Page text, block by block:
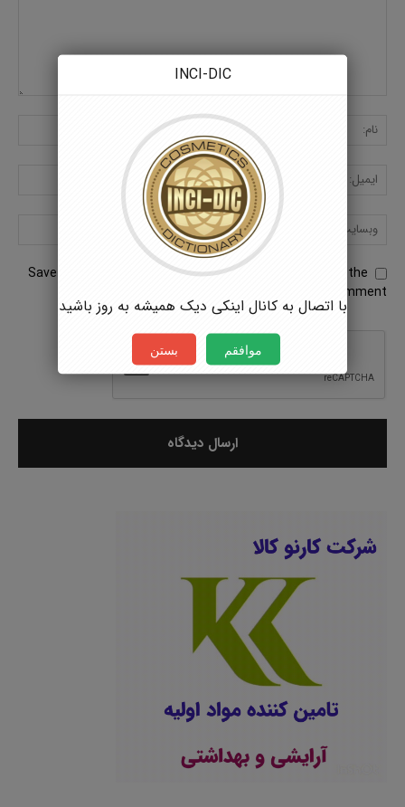
Save my name, email, and website in this browser for the
next time I comment.
INCI-DIC
با اتصال به کانال اینکی دیک همیشه به روز باشید
موافقم بستن